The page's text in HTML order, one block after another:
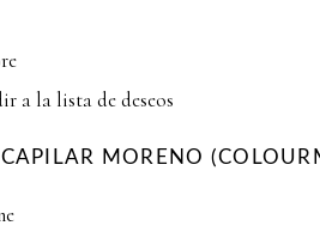
a la lista de deseos
MORENO